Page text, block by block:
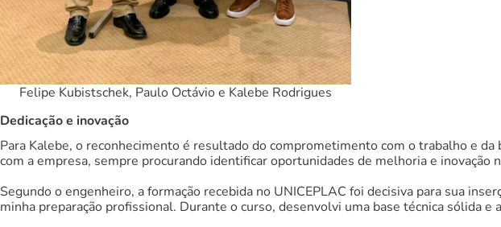
Felipe Kubistschek, Paulo Octávio e Kalebe Rodrigues
Dedicação e inovação
Para Kalebe, o reconhecimento é resultado do comprometimento com o trabalho e
com a empresa, sempre procurando identificar oportunidades de melhoria e inovação
Segundo o engenheiro, a formação recebida no UNICEPLAC foi decisiva para sua
minha preparação profissional. Durante o curso, desenvolvi uma base técnica sólida e